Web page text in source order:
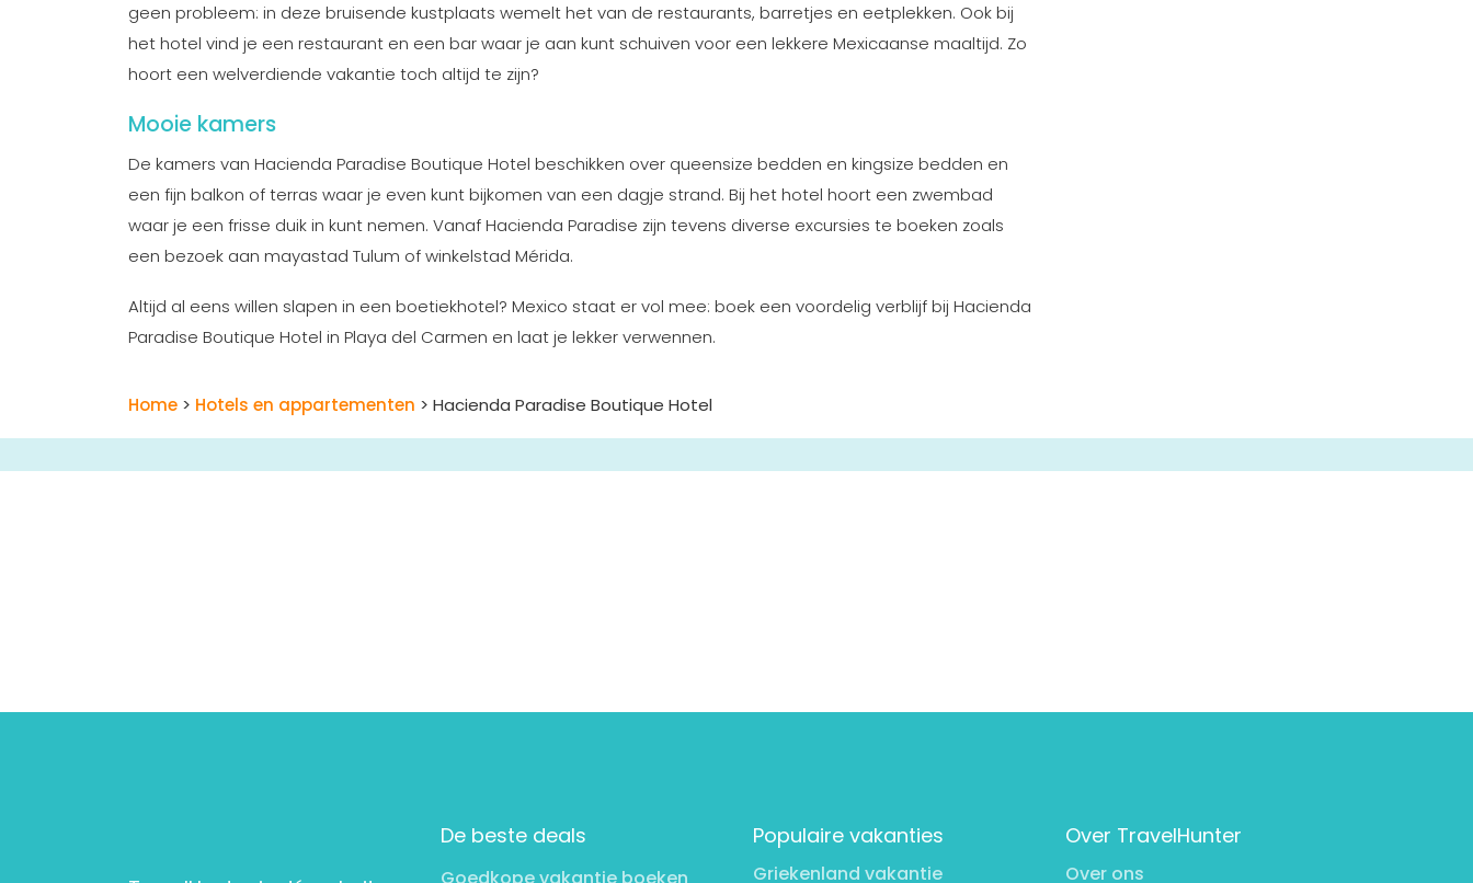
geen probleem: in deze bruisende kustplaats wemelt het van de restaurants, barretjes en eetplekken. Ook bij
het hotel vind je een restaurant en een bar waar je aan kunt schuiven voor een lekkere Mexicaanse maaltijd. Zo
hoort een welverdiende vakantie toch altijd te zijn?
Mooie kamers
De kamers van Hacienda Paradise Boutique Hotel beschikken over queensize bedden en kingsize bedden en
een fijn balkon of terras waar je even kunt bijkomen van een dagje strand. Bij het hotel hoort een zwembad
waar je een frisse duik in kunt nemen. Vanaf Hacienda Paradise zijn tevens diverse excursies te boeken zoals
een bezoek aan mayastad Tulum of winkelstad Mérida.
Altijd al eens willen slapen in een boetiekhotel? Mexico staat er vol mee: boek een voordelig verblijf bij Hacienda
Paradise Boutique Hotel in Playa del Carmen en laat je lekker verwennen.
Home > Hotels en appartementen > Hacienda Paradise Boutique Hotel
De beste deals Populaire vakanties
Griekenland vakantie
Over TravelHunter
Over ons